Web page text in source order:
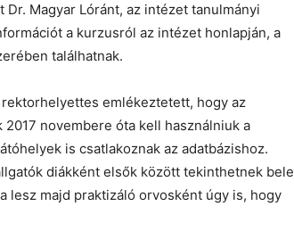
Magyar Lóránt, az intézet tanulmányi
a kurzusról az intézet honlapján, a
találhatnak.
emlékeztetett, hogy az
novembere óta kell használniuk a
is csatlakoznak az adatbázishoz.
diákként elsők között tekinthetnek bele
lesz majd praktizáló orvosként úgy is, hogy